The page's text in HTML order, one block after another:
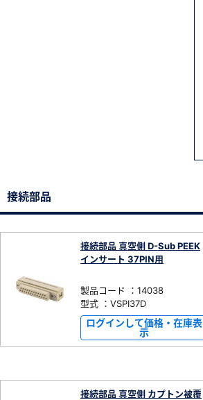
接続部品
接続部品 真空側 D-Sub PEEK
インサート 37PIN用
製品コード ：14038
型式 ：VSPI37D
ログインして価格・在庫表
示
接続部品 真空側 カプトン被覆